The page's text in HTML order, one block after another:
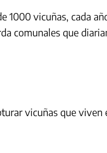
1000 vicuñas, cada
comunales que
vicuñas que